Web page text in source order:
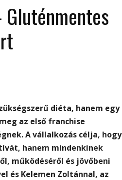
Gluténmentes
diéta, hanem egy
az első franchise
A vállalkozás célja, hogy
hanem mindenkinek
működéséről és jövőbeni
és Kelemen Zoltánnal, az